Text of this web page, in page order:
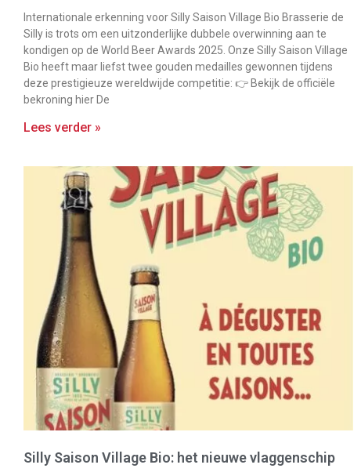
Internationale erkenning voor Silly Saison Village Bio Brasserie de
Silly is trots om een uitzonderlijke dubbele overwinning aan te
kondigen op de World Beer Awards 2025. Onze Silly Saison Village
Bio heeft maar liefst twee gouden medailles gewonnen tijdens
deze prestigieuze wereldwijde competitie: 👉 Bekijk de officiële
bekroning hier De
Lees verder »
Silly Saison Village Bio: het nieuwe vlaggenschip